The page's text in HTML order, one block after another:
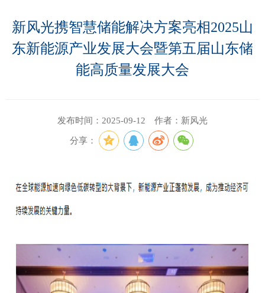
新风光携智慧储能解决方案亮相2025山
东新能源产业发展大会暨第五届山东储
能高质量发展大会
发布时间：2025-09-12 作者：新风光
分享：